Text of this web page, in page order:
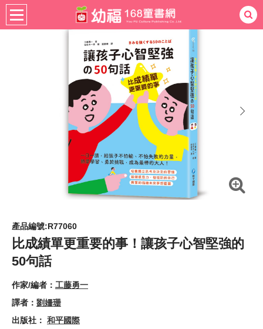
熱門：忍者兔 ㄅㄆㄇ學習
手指按按 拼圖練習本 積木
3D立體書繪本讀本
書籍分齡 適用年齡 4-6歲
next
產品編號:R77060
比成績單更重要的事！讓孩子心智堅強的
50句話
作家/編者： 工藤勇一
譯者： 劉姍珊
出版社： 和平國際